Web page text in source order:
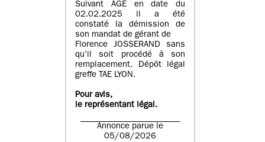
Suivant AGE en date du
02.02.2025 il a été
constaté la démission de
son mandat de gérant de
Florence JOSSERAND sans
qu’il soit procédé à son
remplacement. Dépôt légal
greffe TAE LYON.
Pour avis,
le représentant légal.
Annonce parue le
05/08/2026